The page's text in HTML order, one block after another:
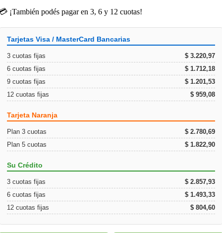
¡También podés pagar en 3, 6 y 12 cuotas!
Tarjetas Visa / MasterCard Bancarias
3 cuotas fijas
$ 3.220,97
6 cuotas fijas
$ 1.712,18
9 cuotas fijas
$ 1.201,53
12 cuotas fijas
$ 959,08
Tarjeta Naranja
Plan 3 cuotas
$ 2.780,69
Plan 5 cuotas
$ 1.822,90
Su Crédito
3 cuotas fijas
$ 2.857,93
6 cuotas fijas
$ 1.493,33
12 cuotas fijas
$ 804,60